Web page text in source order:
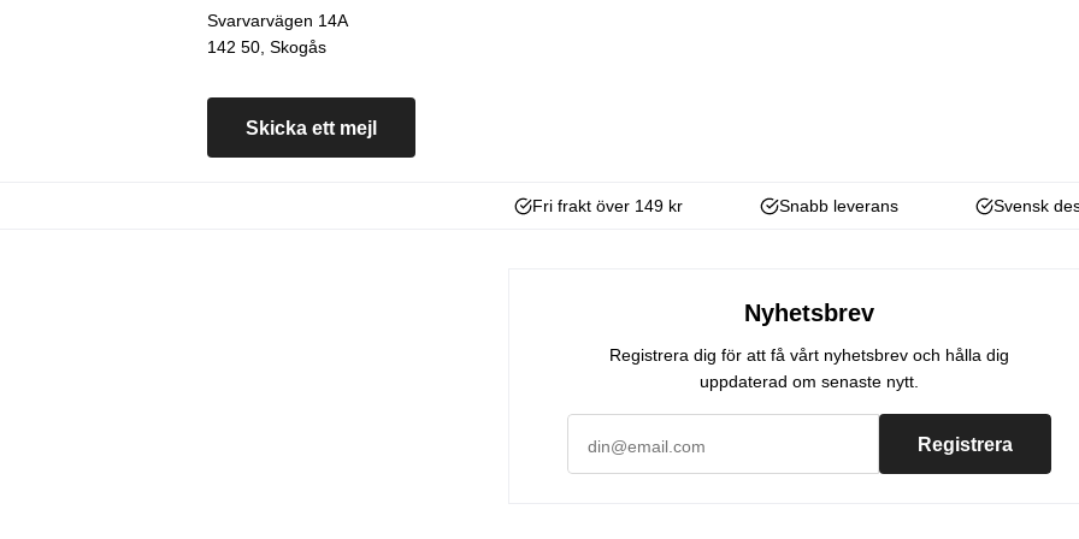
Svarvarvägen 14A
142 50, Skogås
Skicka ett mejl
Fri frakt över 149 kr Snabb leverans Svensk
Nyhetsbrev
Registrera dig för att få vårt nyhetsbrev och hålla dig
uppdaterad om senaste nytt.
Registrera